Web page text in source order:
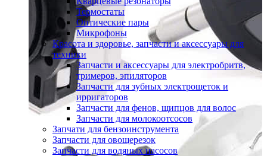
Термостаты
Оптические пары
Микрофоны
Красота и здоровье, запчасти и аксессуары для
техники
Запчасти и аксессуары для электробритв,
тримеров, эпиляторов
Запчасти для зубных электрощеток и
ирригаторов
Запчасти для фенов, щипцов для волос
Запчасти для молокоотсосов
Запчати для бензоинструмента
Запчасти для овощерезок
Запчасти для водяных насосов